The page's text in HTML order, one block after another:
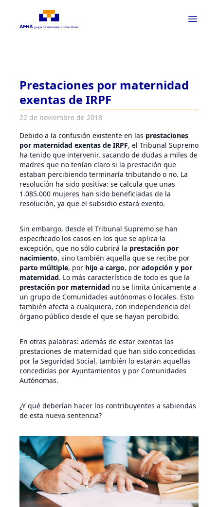
Prestaciones por maternidad
exentas de IRPF
22 de noviembre de 2018
Debido a la confusión existente en las prestaciones
por maternidad exentas de IRPF, el Tribunal Supremo
ha tenido que intervenir, sacando de dudas a miles de
madres que no tenían claro si la prestación que
estaban percibiendo terminaría tributando o no. La
resolución ha sido positiva: se calcula que unas
1.085.000 mujeres han sido beneficiadas de la
resolución, ya que el subsidio estará exento.
Sin embargo, desde el Tribunal Supremo se han
especificado los casos en los que se aplica la
excepción, que no sólo cubrirá la prestación por
nacimiento, sino también aquella que se recibe por
parto múltiple, por hijo a cargo, por adopción y por
maternidad. Lo más característico de todo es que la
prestación por maternidad no se limita únicamente a
un grupo de Comunidades autónomas o locales. Esto
también afecta a cualquiera, con independencia del
órgano público desde el que se hayan percibido.
En otras palabras: además de estar exentas las
prestaciones de maternidad que han sido concedidas
por la Seguridad Social, también lo estarán aquellas
concedidas por Ayuntamientos y por Comunidades
Autónomas.
¿Y qué deberían hacer los contribuyentes a sabiendas
de esta nueva sentencia?